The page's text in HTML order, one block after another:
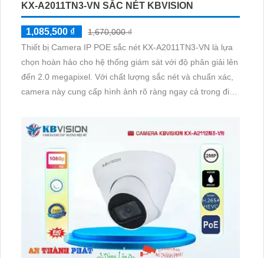
KX-A2011TN3-VN SẮC NÉT KBVISION
1,085,500 ₫
1,670,000 ₫
Thiết bị Camera IP POE sắc nét KX-A2011TN3-VN là lựa
chọn hoàn hảo cho hệ thống giám sát với độ phân giải lên
đến 2.0 megapixel. Với chất lượng sắc nét và chuẩn xác,
camera này cung cấp hình ảnh rõ ràng ngay cả trong điều